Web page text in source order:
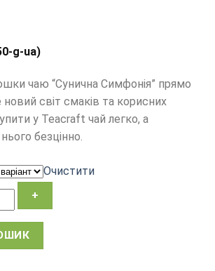
g-ua)
чаю “Сунична Симфонія” прямо
новий світ смаків та корисних
у Teacraft чай легко, а
безцінно.
Очистити